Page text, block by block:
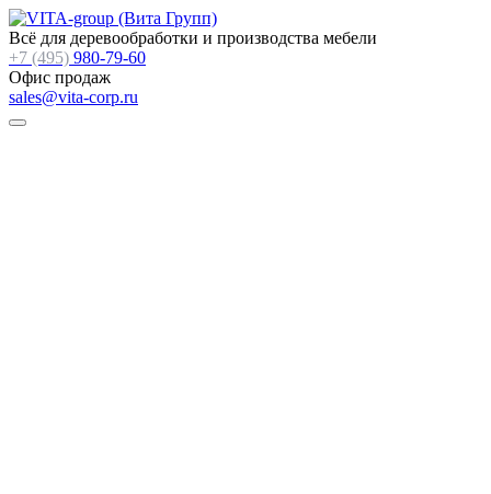
Всё для деревообработки и производства мебели
+7 (495) 980-79-60
Офис продаж
sales@vita-corp.ru